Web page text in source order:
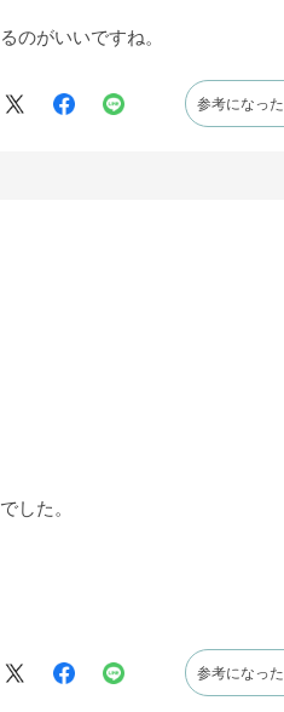
のがいいですね。
参考になった
した。
参考になった